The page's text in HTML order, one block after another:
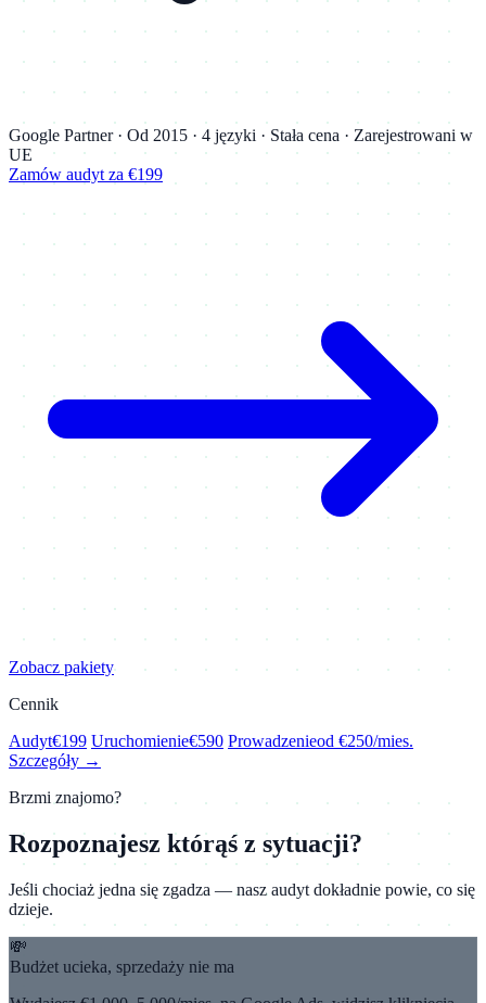
Google Partner · Od 2015 · 4 języki · Stała cena · Zarejestrowani w
UE
Zamów audyt za €199
Zobacz pakiety
Cennik
Audyt€199 Uruchomienie€590 Prowadzenieod €250/mies.
Szczegóły →
Brzmi znajomo?
Rozpoznajesz którąś z sytuacji?
Jeśli chociaż jedna się zgadza — nasz audyt dokładnie powie, co się
dzieje.
💸
Budżet ucieka, sprzedaży nie ma